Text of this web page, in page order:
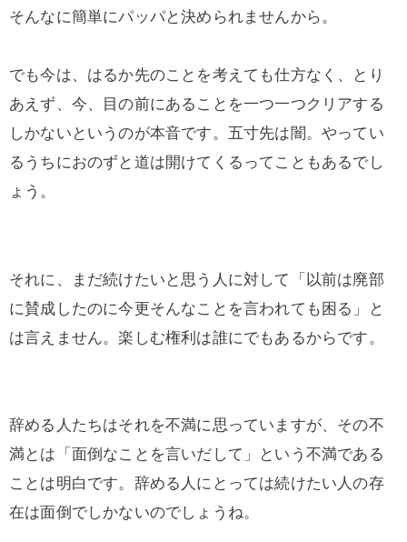
そんなに簡単にパッパと決められませんから。
でも今は、はるか先のことを考えても仕方なく、とり
あえず、今、目の前にあることを一つ一つクリアする
しかないというのが本音です。五寸先は闇。やってい
るうちにおのずと道は開けてくるってこともあるでし
ょう。
それに、まだ続けたいと思う人に対して「以前は廃部
に賛成したのに今更そんなことを言われても困る」と
は言えません。楽しむ権利は誰にでもあるからです。
辞める人たちはそれを不満に思っていますが、その不
満とは「面倒なことを言いだして」という不満である
ことは明白です。辞める人にとっては続けたい人の存
在は面倒でしかないのでしょうね。